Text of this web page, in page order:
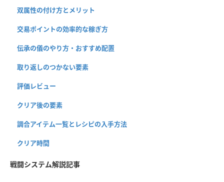
双属性の付け方とメリット
交易ポイントの効率的な稼ぎ方
伝承の儀のやり方・おすすめ配置
取り返しのつかない要素
評価レビュー
クリア後の要素
調合アイテム一覧とレシピの入手方法
クリア時間
戦闘システム解説記事